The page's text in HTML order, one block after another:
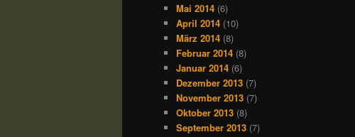
Mai 2014 (6)
April 2014 (10)
März 2014 (8)
Februar 2014 (8)
Januar 2014 (6)
Dezember 2013 (7)
November 2013 (7)
Oktober 2013 (8)
September 2013 (7)